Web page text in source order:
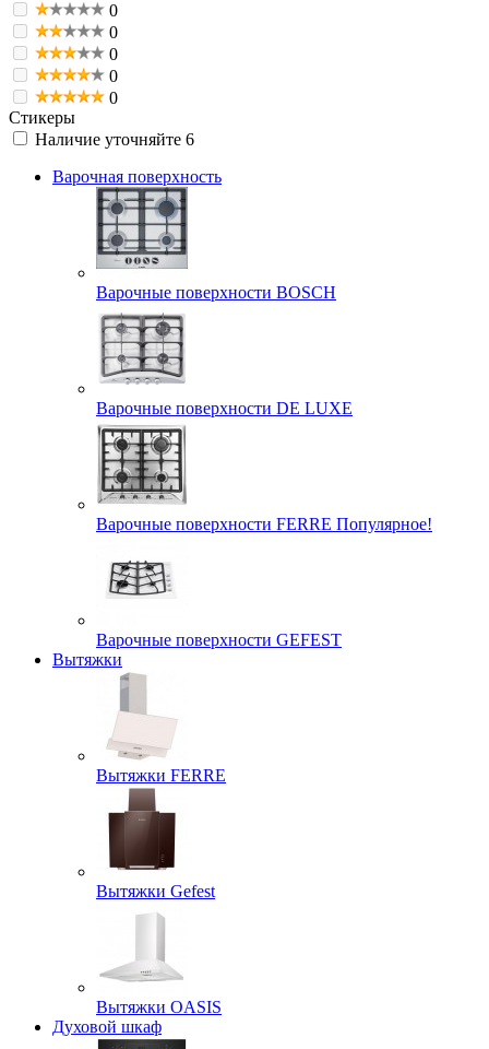
0
0
0
0
0
Стикеры
Наличие уточняйте 6
Варочная поверхность
Варочные поверхности BOSCH
Варочные поверхности DE LUXE
Варочные поверхности FERRE Популярное!
Варочные поверхности GEFEST
Вытяжки
Вытяжки FERRE
Вытяжки Gefest
Вытяжки OASIS
Духовой шкаф